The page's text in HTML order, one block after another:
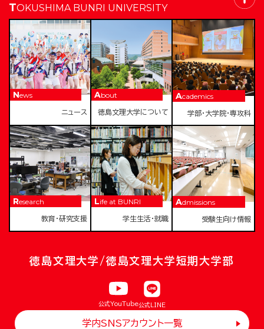
TOKUSHIMA BUNRI UNIVERSITY
News
ニュース
About
徳島文理大学について
Academics
学部・大学院・専攻科
Research
教育・研究支援
Life at BUNRI
学生生活・就職
Admissions
受験生向け情報
徳島文理大学/徳島文理大学短期大学部
公式YouTube公式LINE
学内SNSアカウント一覧